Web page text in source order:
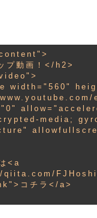
プ動画！</h2>
media;
<a
コチラ</a>